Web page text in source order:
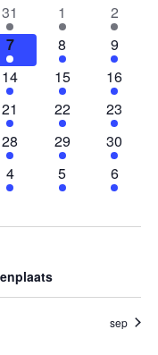
navigatie
1
evenement
31
1
evenement
1
1
2
1
evenement
7
1
evenement
8
1
9
1
evenement
14
1
evenement
15
1
16
1
evenement
21
1
evenement
22
1
23
1
evenement
28
1
evenement
29
1
30
1
evenement
4
1
evenement
5
1
6
sep